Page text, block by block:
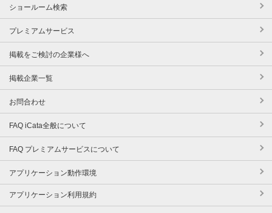
ショールーム検索
プレミアムサービス
掲載をご検討の企業様へ
掲載企業一覧
お問合わせ
FAQ iCata全般について
FAQ プレミアムサービスについて
アプリケーション動作環境
アプリケーション利用規約